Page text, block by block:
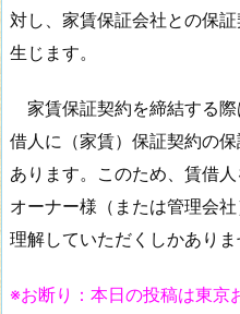
対し、家賃保証会社との保
生じます。
家賃保証契約を締結する
借人に（家賃）保証契約の
あります。このため、賃借
オーナー様（または管理会
理解していただくしかありま
※お断り：本日の投稿は東京